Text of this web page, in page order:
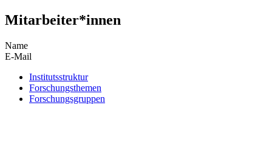
Mitarbeiter*innen
Name
E-Mail
Institutsstruktur
Forschungsthemen
Forschungsgruppen